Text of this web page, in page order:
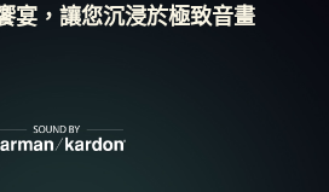
宴，讓您沉浸於極致音畫